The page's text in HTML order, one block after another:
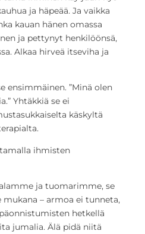
ja häpeää. Ja vaikka
kauan hänen omassa
ja pettynyt henkilöönsä,
Alkaa hirveä itseviha ja
ensimmäinen. ”Minä olen
Yhtäkkiä se ei
käskyltä
ihmisten
ja tuomarimme, se
– armoa ei tunneta,
hetkellä
jumalia. Älä pidä niitä